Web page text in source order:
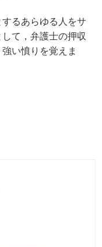
るあらゆる人をサ
て，弁護士の押収
い憤りを覚えま